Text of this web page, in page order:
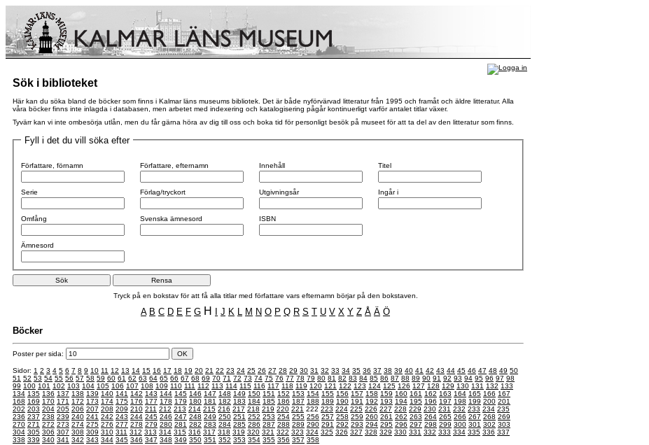
Sök i biblioteket
Här kan du söka bland de böcker som finns i Kalmar läns museums bibliotek. Det är både nyförvärvad litteratur från 1995 och framåt och äldre litteratur. Alla
våra böcker finns inte inlagda i databasen, men arbetet med indexering och katalogisering pågår kontinuerligt varför antalet titlar växer.
Tyvärr kan vi inte ombesörja utlån, men du får gärna höra av dig till oss och boka tid för personligt besök på museet för att ta del av den litteratur som finns.
Fyll i det du vill söka efter
Författare, förnamn
Serie
Omfång
Ämnesord
Författare, efternamn
Förlag/tryckort
Svenska ämnesord
Innehåll
Utgivningsår
ISBN
Titel
Ingår i
Tryck på en bokstav för att få alla titlar med författare vars efternamn börjar på den bokstaven.
A B C D E F G H I J K L M N O P Q R S T U V X Y Z Å Ä Ö
Böcker
Poster per sida:
Sidor: 1 2 3 4 5 6 7 8 9 10 11 12 13 14 15 16 17 18 19 20 21 22 23 24 25 26 27 28 29 30 31 32 33 34 35 36 37 38 39 40 41 42 43 44 45 46 47 48 49 50
51 52 53 54 55 56 57 58 59 60 61 62 63 64 65 66 67 68 69 70 71 72 73 74 75 76 77 78 79 80 81 82 83 84 85 86 87 88 89 90 91 92 93 94 95 96 97 98
99 100 101 102 103 104 105 106 107 108 109 110 111 112 113 114 115 116 117 118 119 120 121 122 123 124 125 126 127 128 129 130 131 132 133
134 135 136 137 138 139 140 141 142 143 144 145 146 147 148 149 150 151 152 153 154 155 156 157 158 159 160 161 162 163 164 165 166 167
168 169 170 171 172 173 174 175 176 177 178 179 180 181 182 183 184 185 186 187 188 189 190 191 192 193 194 195 196 197 198 199 200 201
202 203 204 205 206 207 208 209 210 211 212 213 214 215 216 217 218 219 220 221 222 223 224 225 226 227 228 229 230 231 232 233 234 235
236 237 238 239 240 241 242 243 244 245 246 247 248 249 250 251 252 253 254 255 256 257 258 259 260 261 262 263 264 265 266 267 268 269
270 271 272 273 274 275 276 277 278 279 280 281 282 283 284 285 286 287 288 289 290 291 292 293 294 295 296 297 298 299 300 301 302 303
304 305 306 307 308 309 310 311 312 313 314 315 316 317 318 319 320 321 322 323 324 325 326 327 328 329 330 331 332 333 334 335 336 337
338 339 340 341 342 343 344 345 346 347 348 349 350 351 352 353 354 355 356 357 358